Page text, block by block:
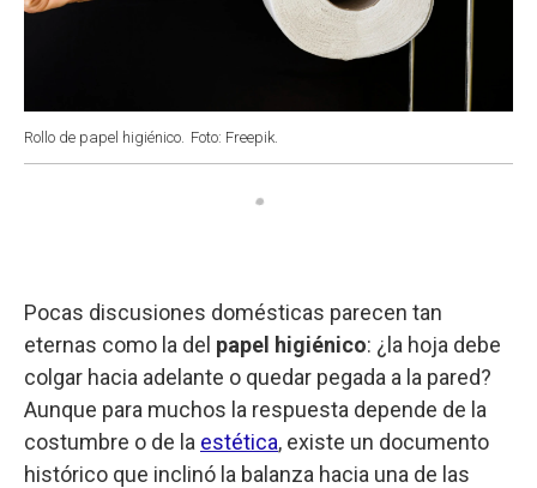
Rollo de papel higiénico. Foto: Freepik.
Pocas discusiones domésticas parecen tan
eternas como la del papel higiénico: ¿la hoja debe
colgar hacia adelante o quedar pegada a la pared?
Aunque para muchos la respuesta depende de la
costumbre o de la estética, existe un documento
histórico que inclinó la balanza hacia una de las